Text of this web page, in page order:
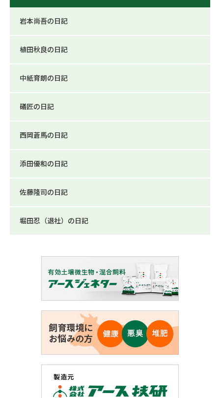
岩本尚吾の日記
植田秋良の日記
中紙育朗の日記
礒匠の日記
西岡蒼馬の日記
添田優和の日記
佐藤隆司の日記
堀田忍（退社）の日記